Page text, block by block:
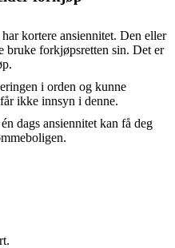
kortere ansiennitet. Den eller
bruke forkjøpsretten sin. Det er
i orden og kunne
ikke innsyn i denne.
dags ansiennitet kan få deg